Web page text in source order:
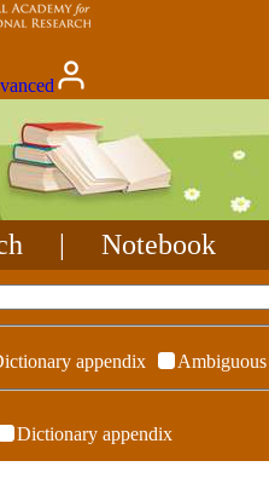
Notebook
appendix
Dictionary appendix